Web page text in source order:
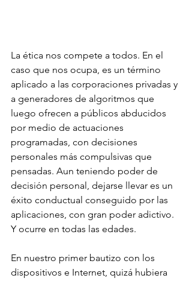
La ética nos compete a todos. En el
caso que nos ocupa, es un término
aplicado a las corporaciones privadas y
a generadores de algoritmos que
luego ofrecen a públicos abducidos
por medio de actuaciones
programadas, con decisiones
personales más compulsivas que
pensadas. Aun teniendo poder de
decisión personal, dejarse llevar es un
éxito conductual conseguido por las
aplicaciones, con gran poder adictivo.
Y ocurre en todas las edades.
En nuestro primer bautizo con los
dispositivos e Internet, quizá hubiera